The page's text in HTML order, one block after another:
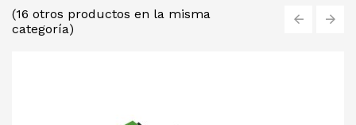
(16 otros productos en la misma
categoría)